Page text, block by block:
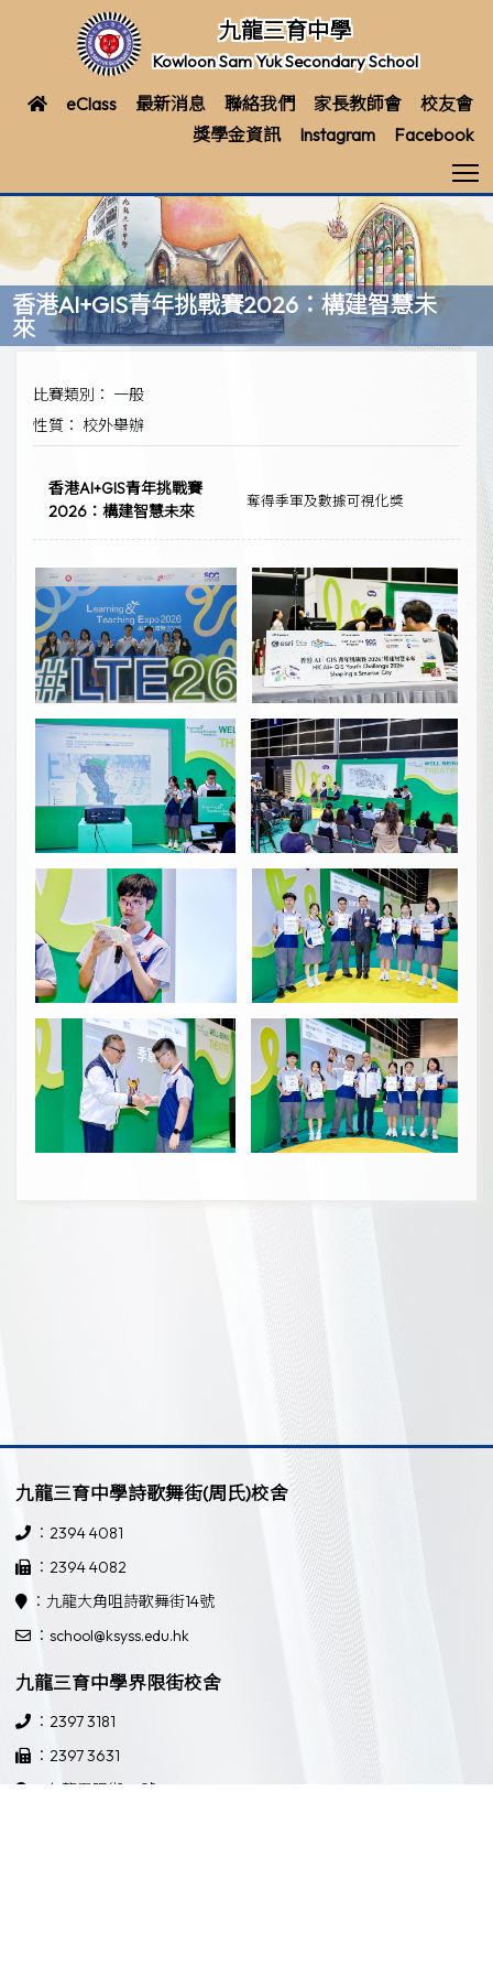
九龍三育中學
Kowloon Sam Yuk Secondary School
eClass 最新消息 聯絡我們 家長教師會
校友會
獎學金資訊
Instagram Facebook
香港AI+GIS青年挑戰賽2026：構建智慧未
來
比賽類別： 一般
性質： 校外舉辦
香港AI+GIS青年挑戰賽
2026：構建智慧未來
奪得季軍及數據可視化獎
九龍三育中學詩歌舞街(周氏)校舍
：2394 4081
：2394 4082
：九龍大角咀詩歌舞街14號
：school@ksyss.edu.hk
九龍三育中學界限街校舍
：2397 3181
：2397 3631
：九龍界限街52號